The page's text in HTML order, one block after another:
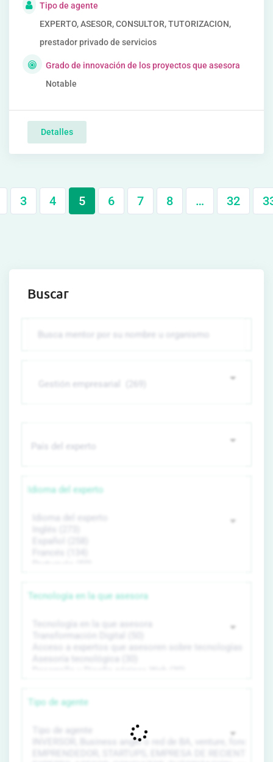
Tipo de agente
EXPERTO, ASESOR, CONSULTOR, TUTORIZACION,
prestador privado de servicios
Grado de innovación de los proyectos que asesora
Notable
Detalles
3 4 5 6 7 8 … 32
Buscar
Idioma del experto
Tecnología en la que asesora
Tipo de agente